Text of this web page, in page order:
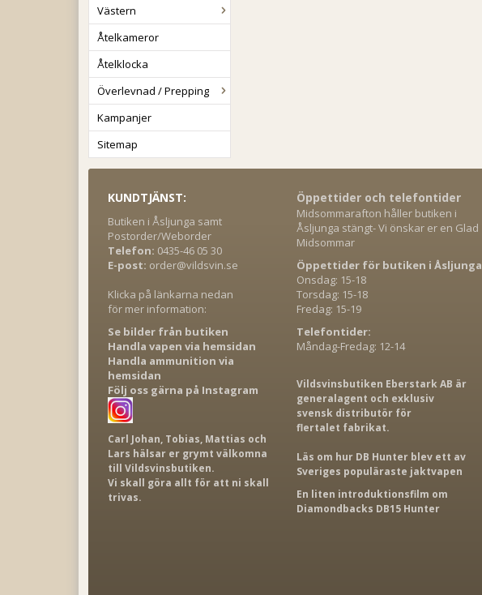
Västern
Åtelkameror
Åtelklocka
Överlevnad / Prepping
Kampanjer
Sitemap
KUNDTJÄNST:
Butiken i Åsljunga samt
Postorder/Weborder
Telefon: 0435-46 05 30
E-post: order@vildsvin.se
Klicka på länkarna nedan
för mer information:
Se bilder från butiken
Handla vapen via hemsidan
Handla ammunition via
hemsidan
Följ oss gärna på Instagram
Carl Johan, Tobias, Mattias och
Lars hälsar er grymt välkomna
till Vildsvinsbutiken.
Vi skall göra allt för att ni skall
trivas.
Öppettider och telefontider
Midsommarafton håller butiken i
Åsljunga stängt- Vi önskar er en Glad
Midsommar
Öppettider för butiken i Åsljunga
Onsdag: 15-18
Torsdag: 15-18
Fredag: 15-19
Telefontider:
Måndag-Fredag: 12-14
Vildsvinsbutiken Eberstark AB är
generalagent och exklusiv
svensk distributör för
flertalet fabrikat.
Läs om hur DB Hunter blev ett av
Sveriges populäraste jaktvapen
En liten introduktionsfilm om
Diamondbacks DB15 Hunter